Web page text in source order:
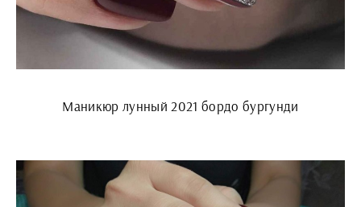
Маникюр лунный 2021 бордо бургунди